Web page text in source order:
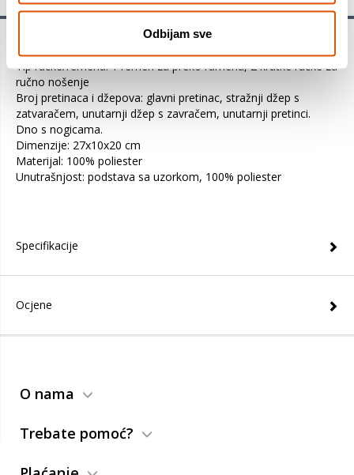
Odbijam sve
Tip zatvarača: magnetna kopča
Tip ručke/remena: 1 remen za preko ramena, 2 kratke ručke za
ručno nošenje
Broj pretinaca i džepova: glavni pretinac, stražnji džep s
zatvaračem, unutarnji džep s zavračem, unutarnji pretinci.
Dno s nogicama.
Dimenzije: 27x10x20 cm
Materijal: 100% poliester
Unutrašnjost: podstava sa uzorkom, 100% poliester
Specifikacije
Ocjene
O nama
Trebate pomoć?